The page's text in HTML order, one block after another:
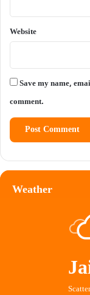
Website
Save my name,
comment.
Weather